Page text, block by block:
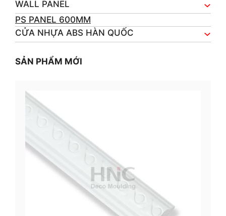
WALL PANEL
PS PANEL 600MM
CỬA NHỰA ABS HÀN QUỐC
SẢN PHẨM MỚI